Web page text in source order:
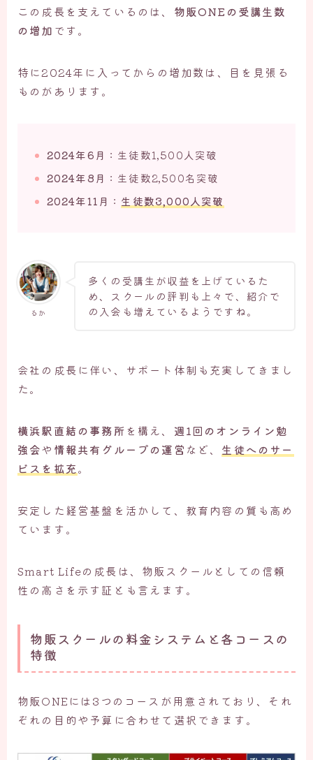
この成長を支えているのは、 物販ONEの受講生数
の増加 です。
特に2024年に入ってからの増加数は、目を見張る
ものがあります。
2024年6月 ：生徒数1,500人突破
2024年8月 ：生徒数2,500名突破
2024年11月 ： 生徒数3,000人突破
るか
多くの受講生が収益を上げているた
め、スクールの評判も上々で、紹介で
の入会も増えているようですね。
会社の成長に伴い、サポート体制も充実してきまし
た。
横浜駅直結の事務所を構え、 週1回のオンライン勉
強会や 情報共有グループの運営 など、 生徒へのサー
ビスを拡充。
安定した経営基盤を活かして、教育内容の質も高め
ています。
Smart Lifeの成長は、物販スクールとしての信頼
性の高さを示す証とも言えます。
物販スクールの料金システムと各コースの
特徴
物販ONEには3つのコースが用意されており、それ
ぞれの目的や予算に合わせて選択できます。